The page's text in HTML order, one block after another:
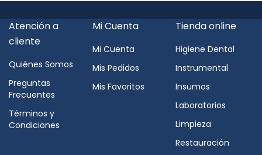
Atención a
cliente
Quiénes Somos
Preguntas
Frecuentes
Términos y
Condiciones
Mi Cuenta
Mi Cuenta
Mis Pedidos
Mis Favoritos
Tienda online
Higiene Dental
Instrumental
Insumos
Laboratorios
Limpieza
Restauración